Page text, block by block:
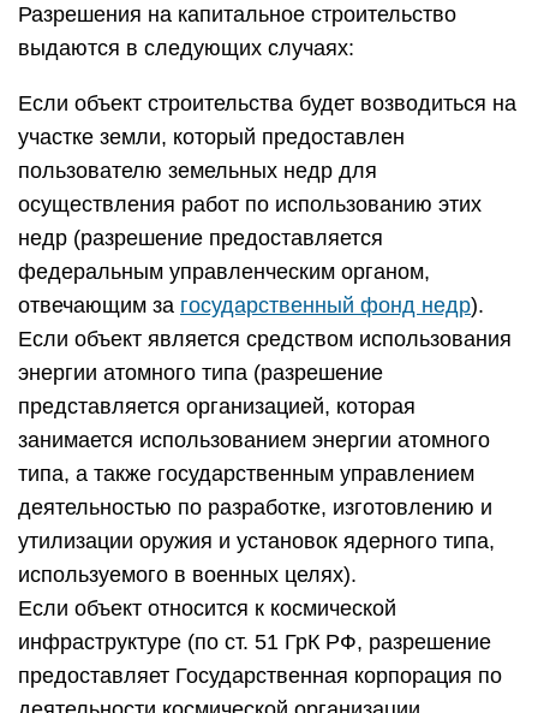
Разрешения на капитальное строительство
выдаются в следующих случаях:
Если объект строительства будет возводиться на
участке земли, который предоставлен
пользователю земельных недр для
осуществления работ по использованию этих
недр (разрешение предоставляется
федеральным управленческим органом,
отвечающим за государственный фонд недр).
Если объект является средством использования
энергии атомного типа (разрешение
представляется организацией, которая
занимается использованием энергии атомного
типа, а также государственным управлением
деятельностью по разработке, изготовлению и
утилизации оружия и установок ядерного типа,
используемого в военных целях).
Если объект относится к космической
инфраструктуре (по ст. 51 ГрК РФ, разрешение
предоставляет Государственная корпорация по